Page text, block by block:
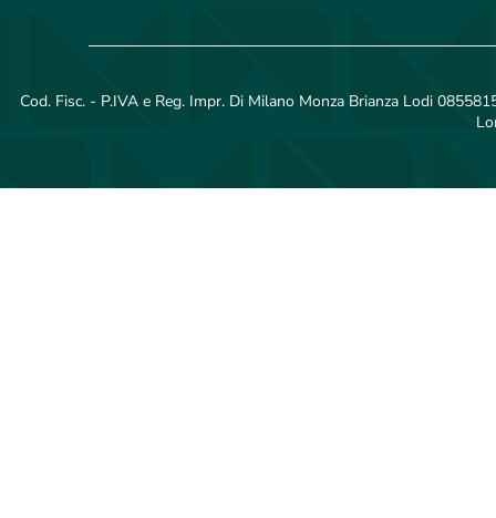
Cod. Fisc. - P.IVA e Reg. Impr. Di Milano Monza Brianza Lodi